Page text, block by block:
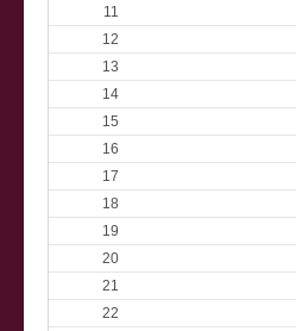
11
12
13
14
15
16
17
18
19
20
21
22